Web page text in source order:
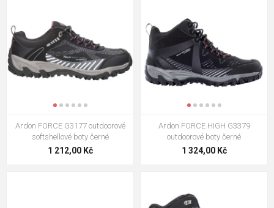
Ardon FORCE G3177 outdoorové
softshellové boty černé
1 212,00 Kč
Ardon FORCE HIGH G3379
outdoorové boty černé
1 324,00 Kč